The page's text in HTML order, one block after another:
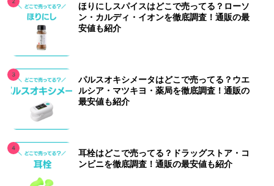
ほりにしスパイスはどこで売ってる？ローソ
ン・カルディ・イオンを徹底調査！通販の最
安値も紹介
パルスオキシメータはどこで売ってる？ウエ
ルシア・マツキヨ・薬局を徹底調査！通販の
最安値も紹介
耳栓はどこで売ってる？ドラッグストア・コ
ンビニを徹底調査！通販の最安値も紹介